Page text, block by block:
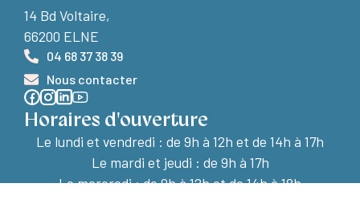
14 Bd Voltaire,
66200 ELNE
04 68 37 38 39
Nous contacter
Horaires d'ouverture
Le lundi et vendredi : de 9h à 12h et de 14h à 17h
Le mardi et jeudi : de 9h à 17h
Le mercredi : de 9h à 12h et de 14h à 18h